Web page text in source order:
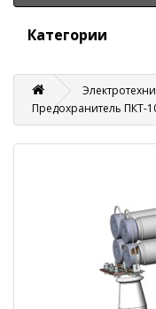
Категории
Предохранитель ПКТ-